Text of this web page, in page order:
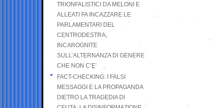
TRIONFALISTICI DA MELONI E
ALLEATI FA INCAZZARE LE
PARLAMENTARI DEL
CENTRODESTRA,
INCAROGNITE
SULL’ALTERNANZA DI GENERE
CHE NON C’E’
FACT-CHECKING: I FALSI
MESSAGGI E LA PROPAGANDA
DIETRO LA TRAGEDIA DI